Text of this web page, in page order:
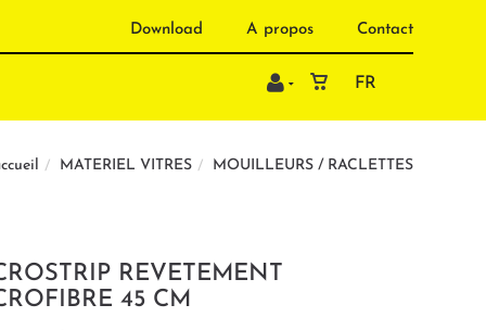
Download A propos Contact
FR
MATERIEL VITRES MOUILLEURS / RACLETTES
REVETEMENT
45 CM